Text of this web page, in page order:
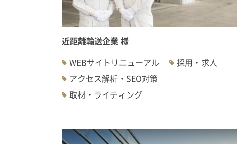
近距離輸送企業 様
WEBサイトリニューアル
採用・求人
アクセス解析・SEO対策
取材・ライティング